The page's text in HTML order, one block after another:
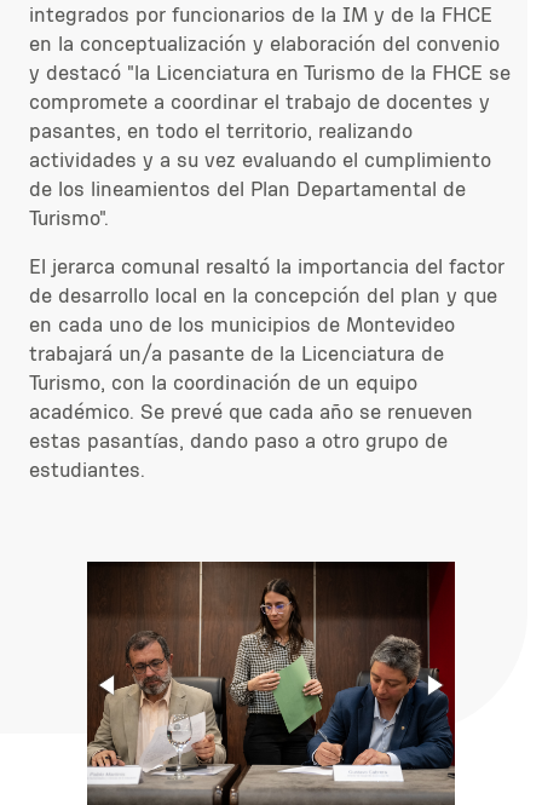
integrados por funcionarios de la IM y de la FHCE
en la conceptualización y elaboración del convenio
y destacó "la Licenciatura en Turismo de la FHCE se
compromete a coordinar el trabajo de docentes y
pasantes, en todo el territorio, realizando
actividades y a su vez evaluando el cumplimiento
de los lineamientos del Plan Departamental de
Turismo".
El jerarca comunal resaltó la importancia del factor
de desarrollo local en la concepción del plan y que
en cada uno de los municipios de Montevideo
trabajará un/a pasante de la Licenciatura de
Turismo, con la coordinación de un equipo
académico. Se prevé que cada año se renueven
estas pasantías, dando paso a otro grupo de
estudiantes.